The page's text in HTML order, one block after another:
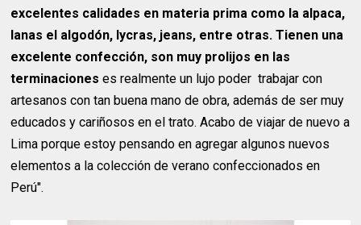
excelentes calidades en materia prima como la alpaca,
lanas el algodón, lycras, jeans, entre otras. Tienen una
excelente confección, son muy prolijos en las
terminacioneses realmente un lujo poder trabajar con
artesanos con tan buena mano de obra, además de ser muy
educados y cariñosos en el trato. Acabo de viajar de nuevo a
Lima porque estoy pensando en agregar algunos nuevos
elementos a la colección de verano confeccionados en
Perú".